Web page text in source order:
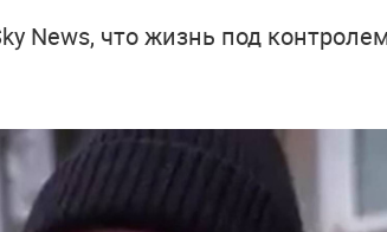
News, что жизнь под